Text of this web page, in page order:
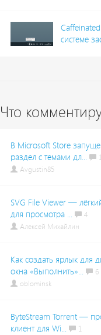
системе
Что
В Microsoft Store
раздел с темами дл...
Avgustin85
SVG File Viewer —
для просмотра ...
4
Алексей Михайлин
Как создать ярлык для
окна «Выполнить»...
6
oblominsk
ByteStream Torrent —
клиент для Wi...
1